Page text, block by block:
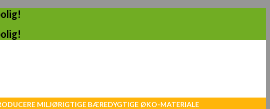
MILJØRIGTIGE BÆREDYGTIGE ØKO-MATERIALE